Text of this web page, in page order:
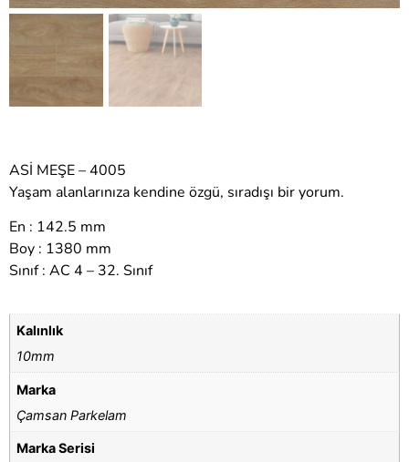
ASİ MEŞE – 4005
Yaşam alanlarınıza kendine özgü, sıradışı bir yorum.
En : 142.5 mm
Boy : 1380 mm
Sınıf : AC 4 – 32. Sınıf
Kalınlık
10mm
Marka
Çamsan Parkelam
Marka Serisi